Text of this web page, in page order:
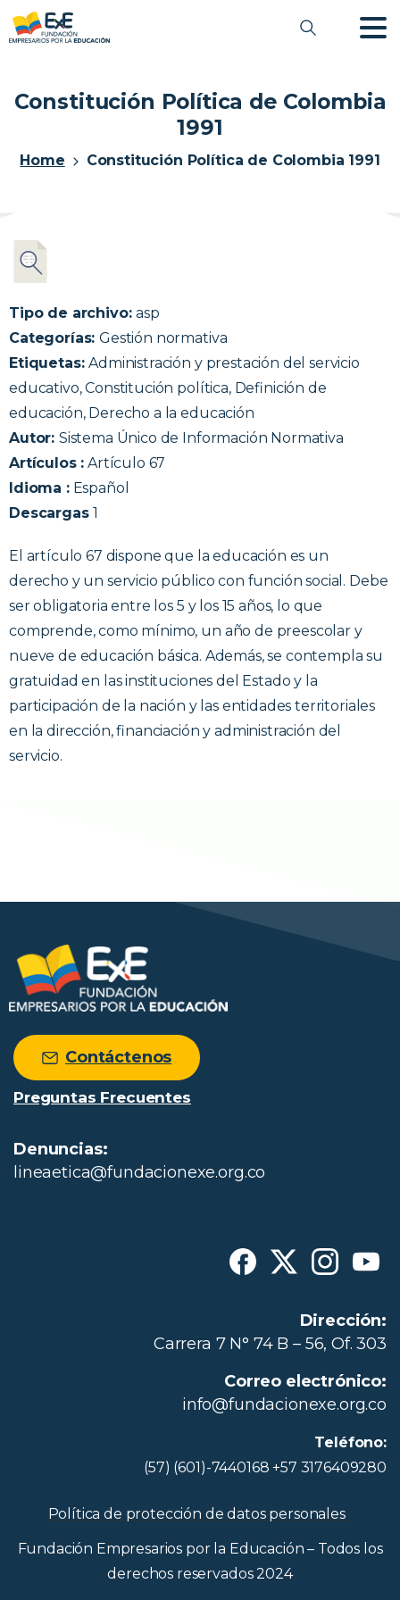
Constitución Política de Colombia
1991
Home Constitución Política de Colombia 1991
El artículo 67 dispone que la educación es un
derecho y un servicio público con función social. Debe
ser obligatoria entre los 5 y los 15 años, lo que
comprende, como mínimo, un año de preescolar y
nueve de educación básica. Además, se contempla su
gratuidad en las instituciones del Estado y la
participación de la nación y las entidades territoriales
en la dirección, financiación y administración del
servicio.
Tipo de archivo:asp
Categorías:Gestión normativa
Etiquetas:Administración y prestación del servicio
educativo, Constitución política, Definición de
educación, Derecho a la educación
Autor: Sistema Único de Información Normativa
Artículos : Artículo 67
Idioma :Español
Descargas1
Contáctenos
Preguntas Frecuentes
Denuncias:
lineaetica@fundacionexe.org.co
Dirección:
Carrera 7 N° 74 B – 56, Of. 303
Correo electrónico:
info@fundacionexe.org.co
Teléfono:
(57) (601)-7440168 +57 3176409280
Política de protección de datos personales
Fundación Empresarios por la Educación – Todos los
derechos reservados 2024